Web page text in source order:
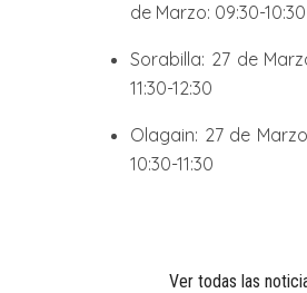
de Marzo: 09:30-10:30
Sorabilla: 27 de
11:30-12:30
Olagain: 27 de
10:30-11:30
Ver todas las